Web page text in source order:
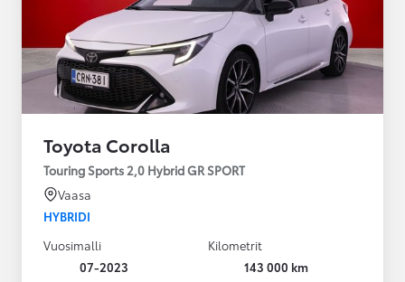
Toyota Corolla
Touring Sports 2,0 Hybrid GR SPORT
Vaasa
HYBRIDI
Vuosimalli
07-2023
Kilometrit
143 000 km